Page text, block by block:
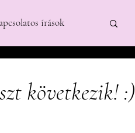
írások
következik! :)